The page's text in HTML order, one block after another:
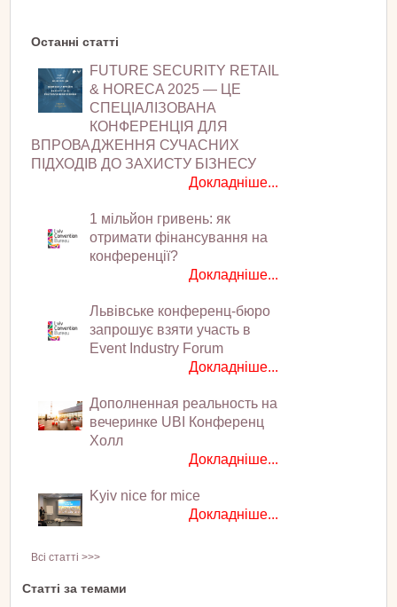
Останні статті
FUTURE SECURITY RETAIL
& HORECA 2025 — ЦЕ
СПЕЦІАЛІЗОВАНА
КОНФЕРЕНЦІЯ ДЛЯ
ВПРОВАДЖЕННЯ СУЧАСНИХ
ПІДХОДІВ ДО ЗАХИСТУ БІЗНЕСУ
Докладніше...
1 мільйон гривень: як
отримати фінансування на
конференції?
Докладніше...
Львівське конференц-бюро
запрошує взяти участь в
Event Industry Forum
Докладніше...
Дополненная реальность на
вечеринке UBI Конференц
Холл
Докладніше...
Kyiv nice for mice
Докладніше...
Всі статті >>>
Статті за темами